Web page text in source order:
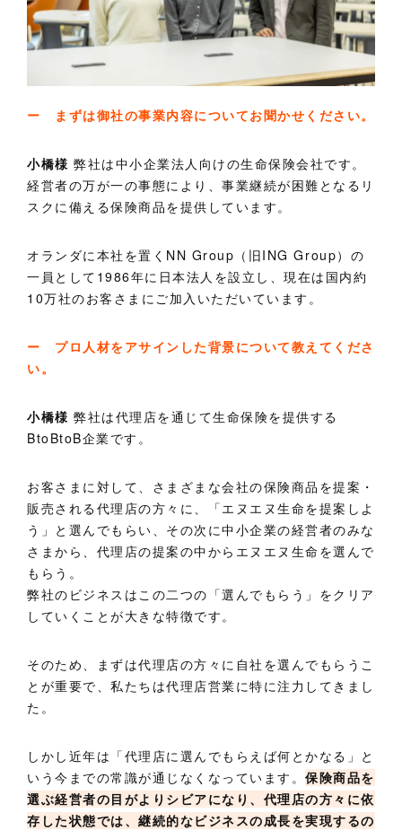
ー まずは御社の事業内容についてお聞かせください。
小橋様 弊社は中小企業法人向けの生命保険会社です。
経営者の万が一の事態により、事業継続が困難となるリ
スクに備える保険商品を提供しています。
オランダに本社を置くNN Group（旧ING Group）の
一員として1986年に日本法人を設立し、現在は国内約
10万社のお客さまにご加入いただいています。
ー プロ人材をアサインした背景について教えてくださ
い。
小橋様 弊社は代理店を通じて生命保険を提供する
BtoBtoB企業です。
お客さまに対して、さまざまな会社の保険商品を提案・
販売される代理店の方々に、「エヌエヌ生命を提案しよ
う」と選んでもらい、その次に中小企業の経営者のみな
さまから、代理店の提案の中からエヌエヌ生命を選んで
もらう。
弊社のビジネスはこの二つの「選んでもらう」をクリア
していくことが大きな特徴です。
そのため、まずは代理店の方々に自社を選んでもらうこ
とが重要で、私たちは代理店営業に特に注力してきまし
た。
しかし近年は「代理店に選んでもらえば何とかなる」と
いう今までの常識が通じなくなっています。保険商品を
選ぶ経営者の目がよりシビアになり、代理店の方々に依
存した状態では、継続的なビジネスの成長を実現するの